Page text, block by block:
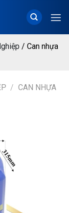
/ Can nhựa
/ CAN NHỰA